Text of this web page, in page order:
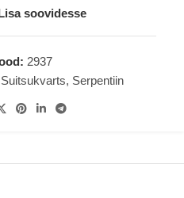
soovidesse
2937
Serpentiin